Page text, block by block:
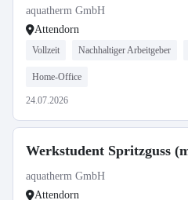
aquatherm GmbH
Attendorn
Vollzeit Nachhaltiger Arbeitgeber
Home-Office
24.07.2026
Werkstudent Spritzguss
aquatherm GmbH
Attendorn